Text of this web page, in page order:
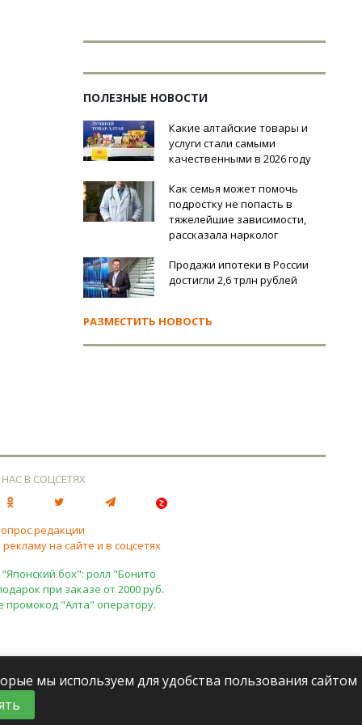
ПОЛЕЗНЫЕ НОВОСТИ
Какие алтайские товары и
услуги стали самыми
качественными в 2026 году
Как семья может помочь
подростку не попасть в
тяжелейшие зависимости,
рассказала нарколог
Продажи ипотеки в России
достигли 2,6 трлн рублей
РАЗМЕСТИТЬ НОВОСТЬ
В СОЦСЕТЯХ
редакции
на сайте и в соцсетях
бох": ролл "Бонито
при заказе от 2000 руб.
промокод "Алта" оператору.
мы используем для удобства пользования сайтом